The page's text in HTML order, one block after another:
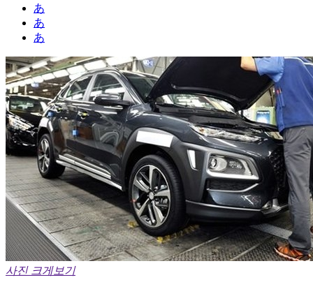
あ
あ
あ
사진 크게보기